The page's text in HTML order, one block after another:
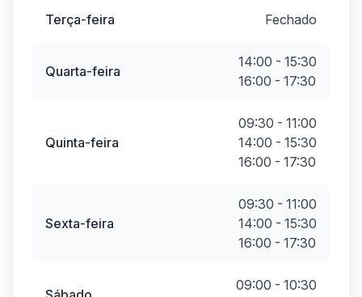
Terça-feira Fechado
Quarta-feira
14:00 - 15:30
16:00 - 17:30
Quinta-feira
09:30 - 11:00
14:00 - 15:30
16:00 - 17:30
Sexta-feira
09:30 - 11:00
14:00 - 15:30
16:00 - 17:30
09:00 - 10:30